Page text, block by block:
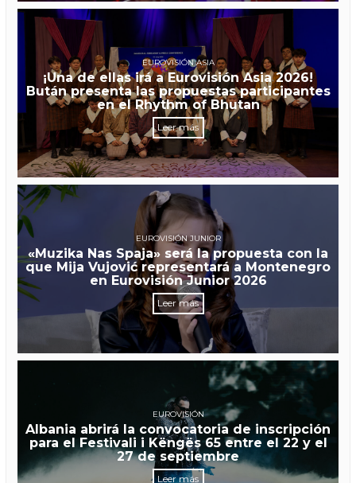
EUROVISIÓN ASIA
¡Una de ellas irá a Eurovisión Asia 2026!
Bután presenta las propuestas participantes
en el Rhythm of Bhutan
Leer más
EUROVISIÓN JUNIOR
«Muzika Nas Spaja» será la propuesta con la
que Mija Vujović representará a Montenegro
en Eurovisión Junior 2026
Leer más
EUROVISIÓN
Albania abrirá la convocatoria de inscripción
para el Festivali i Këngës 65 entre el 22 y el
27 de septiembre
Leer más